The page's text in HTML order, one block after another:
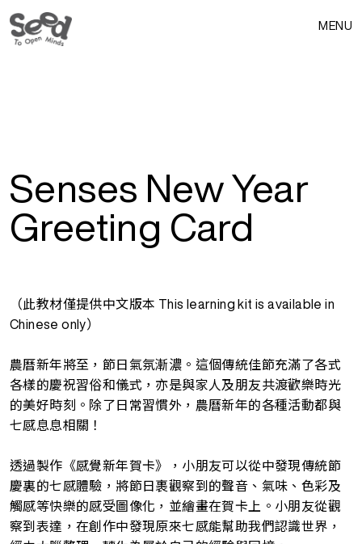
MENU
Senses New Year
Greeting Card
（此教材僅提供中文版本 This learning kit is available in
Chinese only）
農曆新年將至，節日氣氛漸濃。這個傳統佳節充滿了各式
各樣的慶祝習俗和儀式，亦是與家人及朋友共渡歡樂時光
的美好時刻。除了日常習慣外，農曆新年的各種活動都與
七感息息相關！
透過製作《感覺新年賀卡》，小朋友可以從中發現傳統節
慶裏的七感體驗，將節日裹觀察到的聲音、氣味、色彩及
觸感等快樂的感受圖像化，並繪畫在賀卡上。小朋友從觀
察到表達，在創作中發現原來七感能幫助我們認識世界，